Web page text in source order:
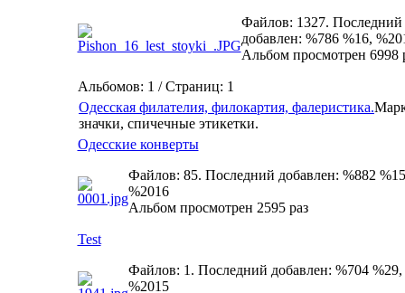
Файлов: 1327. Последний
добавлен: %786 %16,
Альбом просмотрен 6998
Альбомов: 1 / Страниц: 1
Одесская филателия, филокартия, фалеристика.
значки, спичечные этикетки.
Одесские конверты
Файлов: 85. Последний добавлен: %882
%2016
Альбом просмотрен 2595 раз
Test
Файлов: 1. Последний добавлен: %704 %29,
%2015